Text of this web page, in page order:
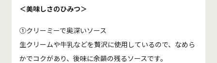
＜美味しさのひみつ＞
①クリーミーで奥深いソース
生クリームや牛乳などを贅沢に使用しているので、なめら
かでコクがあり、後味に余韻の残るソースです。